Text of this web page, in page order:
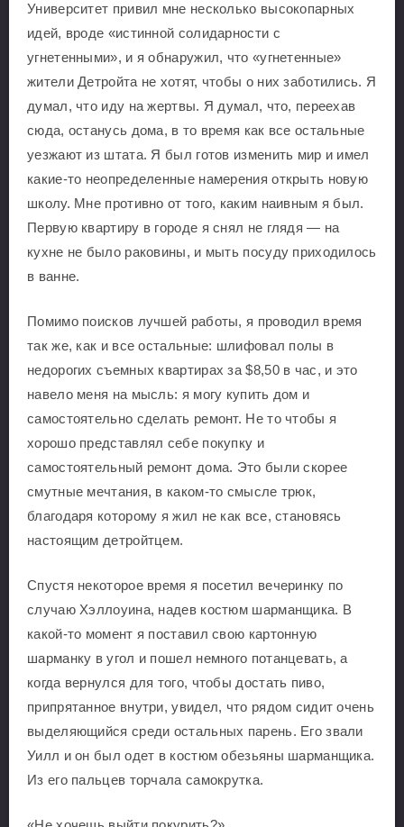
Университет привил мне несколько высокопарных
идей, вроде «истинной солидарности с
угнетенными», и я обнаружил, что «угнетенные»
жители Детройта не хотят, чтобы о них заботились. Я
думал, что иду на жертвы. Я думал, что, переехав
сюда, останусь дома, в то время как все остальные
уезжают из штата. Я был готов изменить мир и имел
какие-то неопределенные намерения открыть новую
школу. Мне противно от того, каким наивным я был.
Первую квартиру в городе я снял не глядя — на
кухне не было раковины, и мыть посуду приходилось
в ванне.
Помимо поисков лучшей работы, я проводил время
так же, как и все остальные: шлифовал полы в
недорогих съемных квартирах за $8,50 в час, и это
навело меня на мысль: я могу купить дом и
самостоятельно сделать ремонт. Не то чтобы я
хорошо представлял себе покупку и
самостоятельный ремонт дома. Это были скорее
смутные мечтания, в каком-то смысле трюк,
благодаря которому я жил не как все, становясь
настоящим детройтцем.
Спустя некоторое время я посетил вечеринку по
случаю Хэллоуина, надев костюм шарманщика. В
какой-то момент я поставил свою картонную
шарманку в угол и пошел немного потанцевать, а
когда вернулся для того, чтобы достать пиво,
припрятанное внутри, увидел, что рядом сидит очень
выделяющийся среди остальных парень. Его звали
Уилл и он был одет в костюм обезьяны шарманщика.
Из его пальцев торчала самокрутка.